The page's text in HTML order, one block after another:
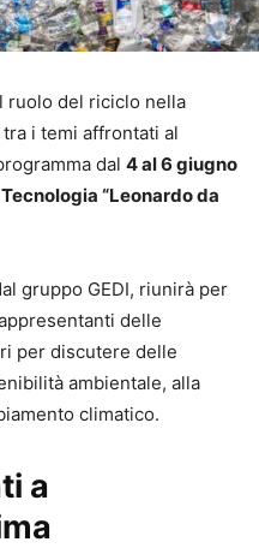
ruolo del riciclo nella
i temi affrontati al
dal 4 al 6 giugno
“Leonardo da
gruppo GEDI, riunirà per
delle
per discutere delle
ambientale, alla
climatico.
a